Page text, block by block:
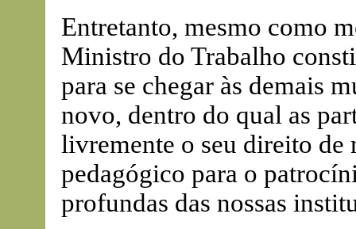
Entretanto, mesmo como
Ministro do Trabalho
para se chegar às demais
novo, dentro do qual as
livremente o seu direito de
pedagógico para o
profundas das nossas